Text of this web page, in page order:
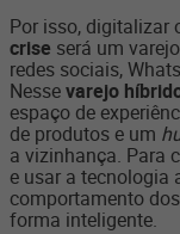
Por isso, digitalizar
crise será um
redes sociais,
Nessevarejo
espaço de
de produtos e um
a vizinhança. Para
e usar a tecnologia
comportamento
forma inteligente.